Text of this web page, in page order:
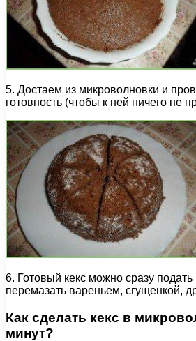
5. Достаем из микроволновки и
готовность (чтобы к ней ничего не
6. Готовый кекс можно сразу подать
перемазать вареньем, сгущенкой,
Как сделать кекс в
минут?